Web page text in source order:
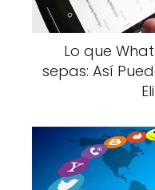
Lo que
sepas: Así